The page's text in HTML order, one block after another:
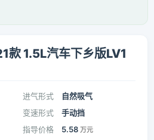
款 1.5L汽车下乡版LV1
进气形式
自然吸气
变速形式
手动挡
指导价格 5.58 万元